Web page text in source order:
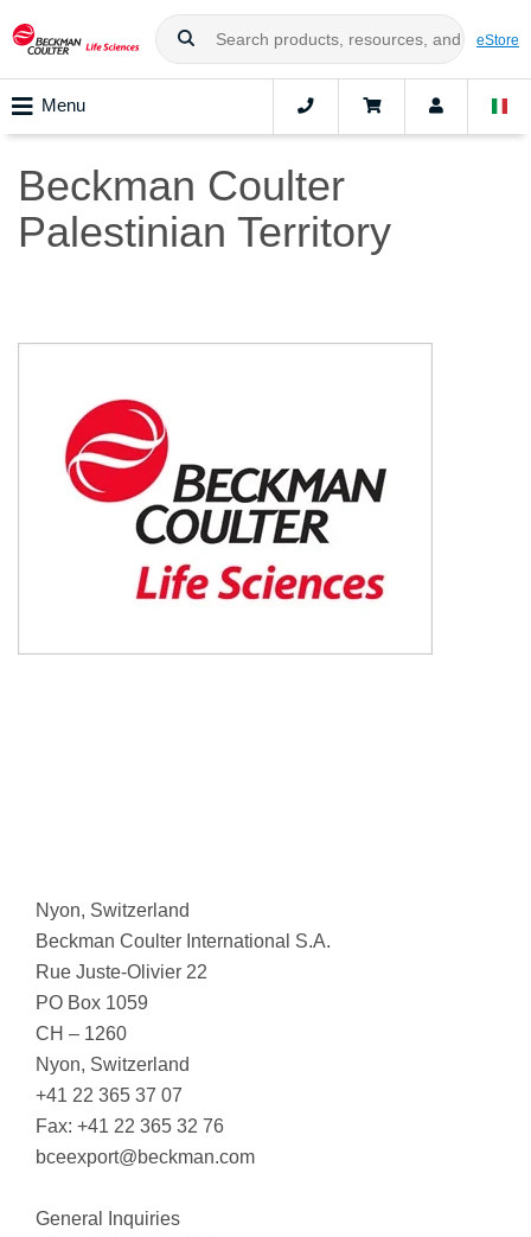
eStore
Menu
Beckman Coulter
Palestinian Territory
Nyon, Switzerland
Beckman Coulter International S.A.
Rue Juste-Olivier 22
PO Box 1059
CH – 1260
Nyon, Switzerland
+41 22 365 37 07
Fax: +41 22 365 32 76
bceexport@beckman.com
General Inquiries